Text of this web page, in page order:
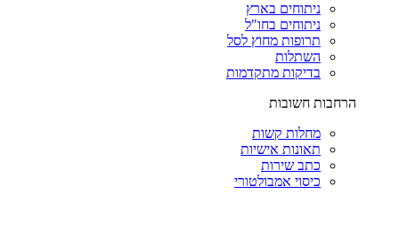
ניתוחים בארץ
ניתוחים בחו"ל
תרופות מחוץ לסל
השתלות
בדיקות מתקדמות
הרחבות חשובות
מחלות קשות
תאונות אישיות
כתב שירות
כיסוי אמבולטורי